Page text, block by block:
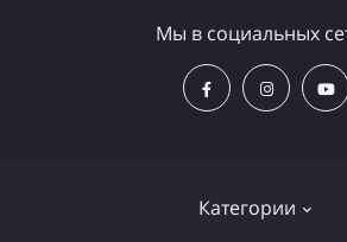
Категории
Мы в социальных